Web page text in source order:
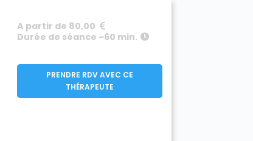
A partir de 80,00
Durée de séance ~60 min.
PRENDRE RDV AVEC CE
THÉRAPEUTE